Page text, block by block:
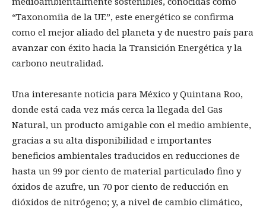
“Taxonomiìa de la UE”, este energético se confirma
como el mejor aliado del planeta y de nuestro país para
avanzar con éxito hacia la Transición Energética y la
carbono neutralidad.
Una interesante noticia para México y Quintana Roo,
donde está cada vez más cerca la llegada del Gas
Natural, un producto amigable con el medio ambiente,
gracias a su alta disponibilidad e importantes
beneficios ambientales traducidos en reducciones de
hasta un 99 por ciento de material particulado fino y
óxidos de azufre, un 70 por ciento de reducción en
dióxidos de nitrógeno; y, a nivel de cambio climático,